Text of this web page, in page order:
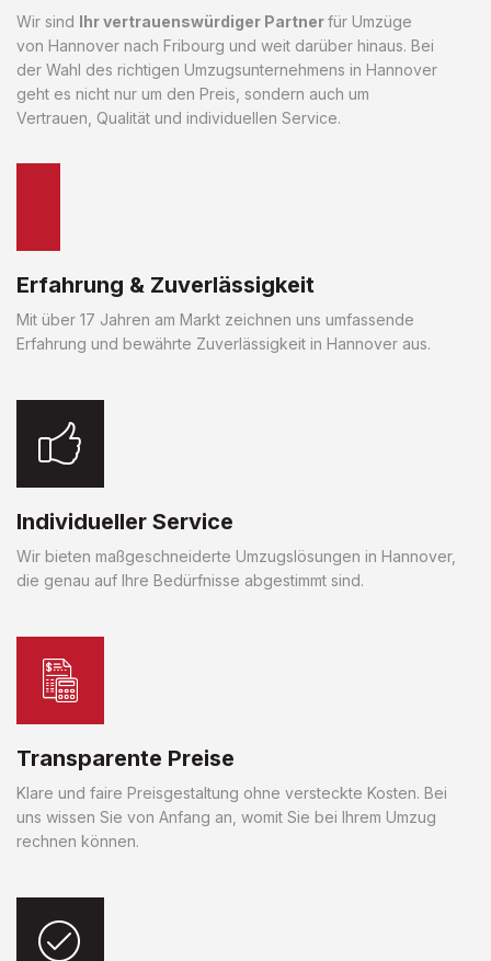
Wir sind Ihr vertrauenswürdiger Partnerfür Umzüge
von Hannover nach Fribourg und weit darüber hinaus. Bei
der Wahl des richtigen Umzugsunternehmens in Hannover
geht es nicht nur um den Preis, sondern auch um
Vertrauen, Qualität und individuellen Service.
Erfahrung & Zuverlässigkeit
Mit über 17 Jahren am Markt zeichnen uns umfassende
Erfahrung und bewährte Zuverlässigkeit in Hannover aus.
Individueller Service
Wir bieten maßgeschneiderte Umzugslösungen in Hannover,
die genau auf Ihre Bedürfnisse abgestimmt sind.
Transparente Preise
Klare und faire Preisgestaltung ohne versteckte Kosten. Bei
uns wissen Sie von Anfang an, womit Sie bei Ihrem Umzug
rechnen können.